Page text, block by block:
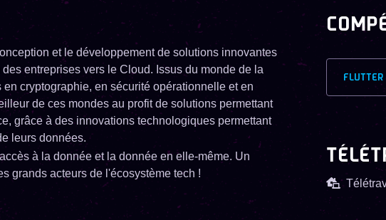
et le développement de solutions innovantes
entreprises vers le Cloud. Issus du monde de la
cryptographie, en sécurité opérationnelle et en
de ces mondes au profit de solutions permettant
grâce à des innovations technologiques permettant
leurs données.
à la donnée et la donnée en elle-même. Un
grands acteurs de l'écosystème tech !
FLUTTER